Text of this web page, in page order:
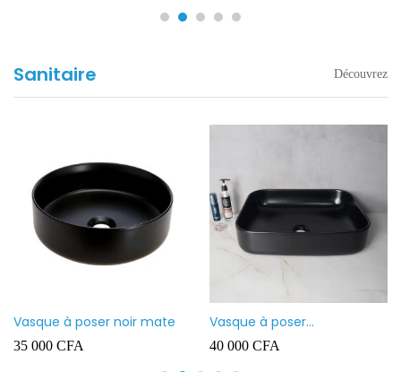
Sanitaire Découvrez
Vasque à poser noir mate
35 000 CFA
Vasque à poser
rectangulaire noir mate
40 000 CFA